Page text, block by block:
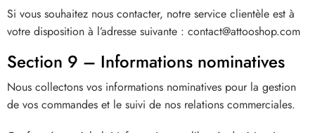
Si vous souhaitez nous contacter, notre service clientèle est à
votre disposition à l’adresse suivante : contact@attooshop.com
Section 9 – Informations nominatives
Nous collectons vos informations nominatives pour la gestion
de vos commandes et le suivi de nos relations commerciales.